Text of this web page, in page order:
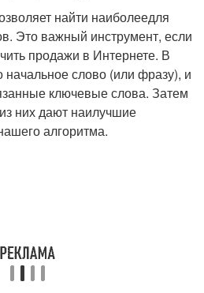
найти наиболеедля
Это важный инструмент, если
продажи в Интернете. В
слово (или фразу), и
ключевые слова. Затем
них дают наилучшие
алгоритма.